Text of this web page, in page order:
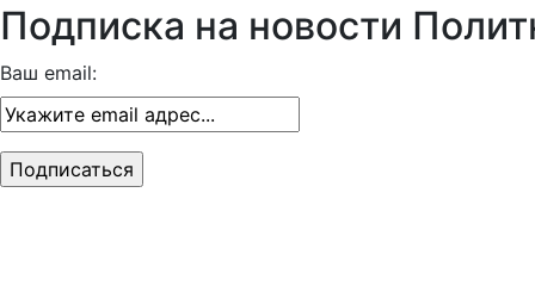
Подписка на новости
Ваш email: